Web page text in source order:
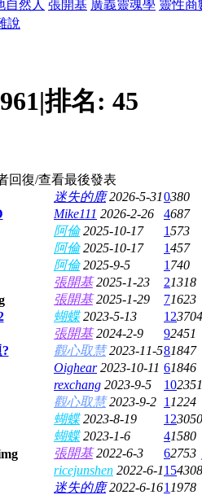
自然人 張開基 廣義靈魂學 靈性商
說
961|排名: 45
回復/查看最後發表
迷失的鹿 2026-5-310380
Mike111 2026-2-26 4687
阿倫 2025-10-17 1573
阿倫 2025-10-17 1457
阿倫 2025-9-5 1 740
張開基 2025-1-23 21318
張開基 2025-1-29 71623
蝴蝶 2023-5-13 123704
張開基 2024-2-9 92451
觀心取慧 2023-11-581847
Oighear 2023-10-11 61846
rexchang 2023-9-5 102351
觀心取慧 2023-9-2 1 1224
蝴蝶 2023-8-19 123050
蝴蝶 2023-1-6 41580
張開基 2022-6-3 62753
ricejunshen 2022-6-1154308
迷失的鹿 2022-6-161 1978